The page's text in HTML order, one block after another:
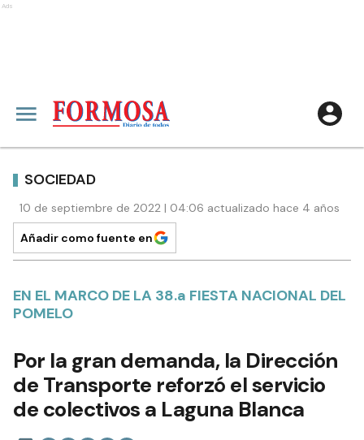
Ads
SOCIEDAD
10 de septiembre de 2022 | 04:06 actualizado hace 4 años
Añadir como fuente en
EN EL MARCO DE LA 38.a FIESTA NACIONAL DEL
POMELO
Por la gran demanda, la Dirección
de Transporte reforzó el servicio
de colectivos a Laguna Blanca